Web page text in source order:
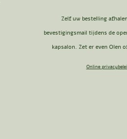
Zelf uw bestelling
bevestigingsmail tijdens de
kapsalon. Zet er even Olen
Online